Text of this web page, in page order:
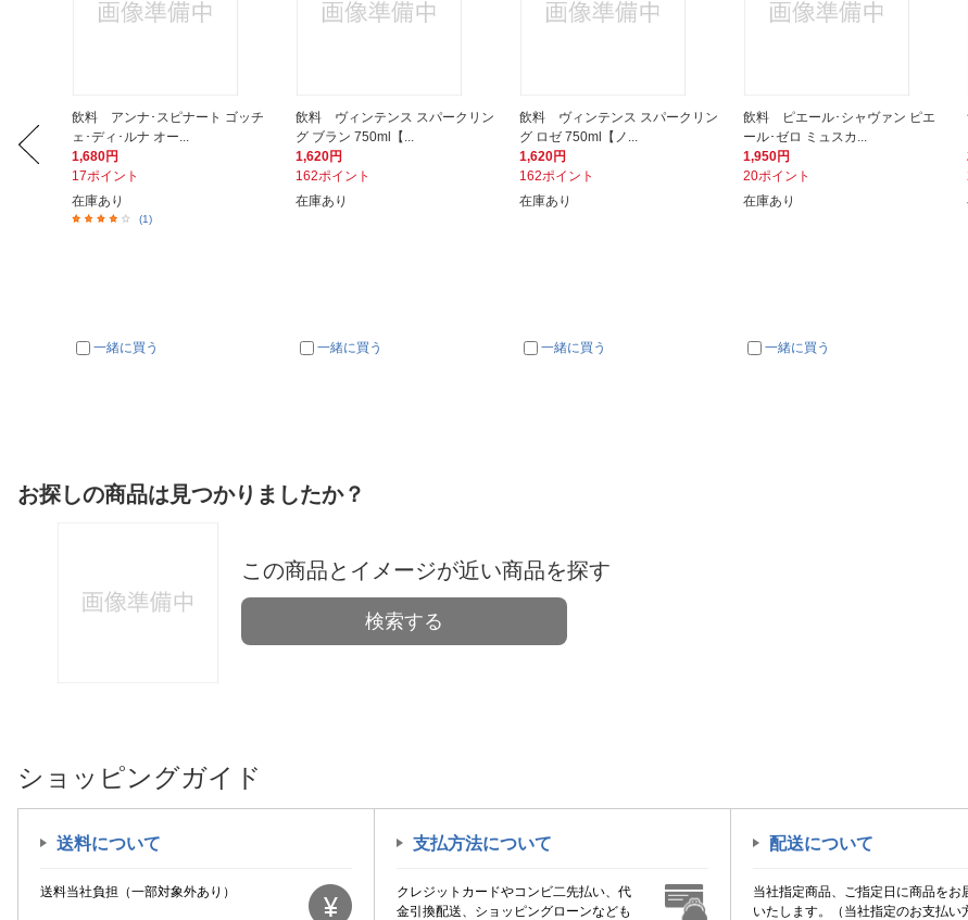
飲料 アンナ･スピナート ゴッチ
ェ･ディ･ルナ オー...
1,680円
17ポイント
在庫あり
(1)
一緒に買う
飲料 ヴィンテンス スパークリン
グ ブラン 750ml【...
1,620円
162ポイント
在庫あり
一緒に買う
飲料 ヴィンテンス スパークリン
グ ロゼ 750ml【ノ...
1,620円
162ポイント
在庫あり
一緒に買う
飲料 ピエール･シャヴァン ピエ
ール･ゼロ ミュスカ...
1,950円
20ポイント
在庫あり
一緒に買う
お探しの商品は見つかりましたか？
この商品とイメージが近い商品を探す
検索する
ショッピングガイド
送料について
送料当社負担（一部対象外あり）
支払方法について
クレジットカードやコンビ二先払い、代
金引換配送、ショッピングローンなども
配送について
当社指定商品、ご指定日に商品をお
いたします。（当社指定のお支払い